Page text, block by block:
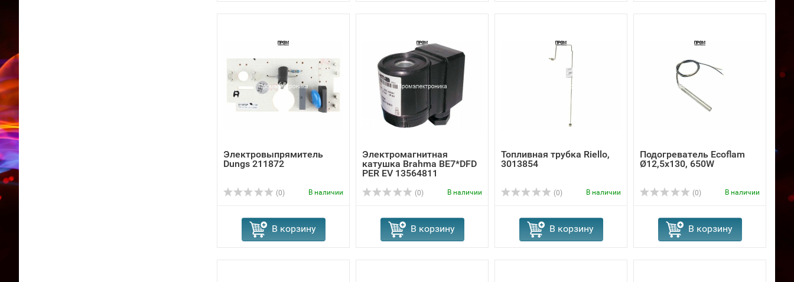
Электровыпрямитель
Dungs 211872
(0) В наличии
В корзину
Электромагнитная
катушка Brahma BE7*DFD
PER EV 13564811
(0) В наличии
В корзину
Топливная трубка Riello,
3013854
(0) В наличии
В корзину
Подогреватель Ecoflam
Ø12,5x130, 650W
(0) В наличии
В корзину